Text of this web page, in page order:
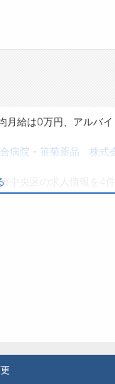
方・面接対策な
給は0万円、アルバ
病院 ・ 笹菊薬品 株式
中央区の求人情報を4
60代以上の方の再就